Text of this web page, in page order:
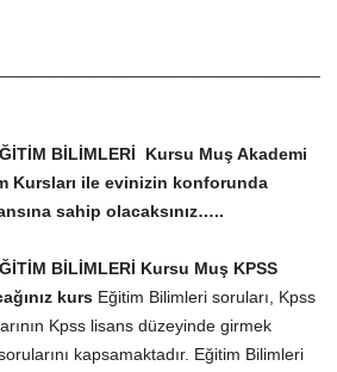
BİLİMLERİ Kursu MuşAkademi
Kursları ile evinizin konforunda
sahip olacaksınız…..
BİLİMLERİ Kursu Muş KPSS
kurs Eğitim Bilimleri soruları, Kpss
Kpss lisans düzeyinde girmek
kapsamaktadır. Eğitim Bilimleri